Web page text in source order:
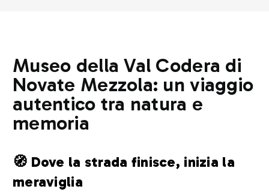
Museo della Val Codera di
Novate Mezzola: un viaggio
autentico tra natura e
memoria
🧭 Dove la strada finisce, inizia la
meraviglia